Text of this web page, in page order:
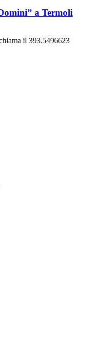
a Termoli
il 393.5496623